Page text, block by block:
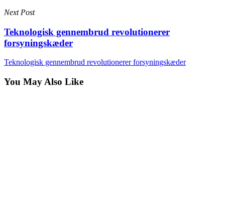
Next Post
Teknologisk gennembrud revolutionerer
forsyningskæder
Teknologisk gennembrud revolutionerer forsyningskæder
You May Also Like